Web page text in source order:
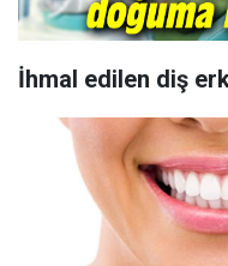
İhmal edilen diş